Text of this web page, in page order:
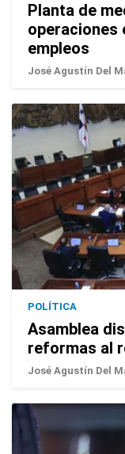
Planta de
operaciones
empleos
José Agustín Del
POLÍTICA
Asamblea
reformas al
José Agustín Del